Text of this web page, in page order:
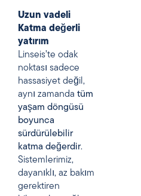
Uzun vadeli
Katma değerli
yatırım
Linseis’te odak
noktası sadece
hassasiyet değil,
aynı zamanda tüm
yaşam döngüsü
boyunca
sürdürülebilir
katma değerdir.
Sistemlerimiz,
dayanıklı, az bakım
gerektiren